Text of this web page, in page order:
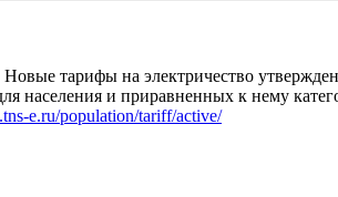
тарифы на электричество
населения и приравненных к нему
e.ru/population/tariff/active/